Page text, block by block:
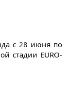
с 28 июня по
стадии EURO-